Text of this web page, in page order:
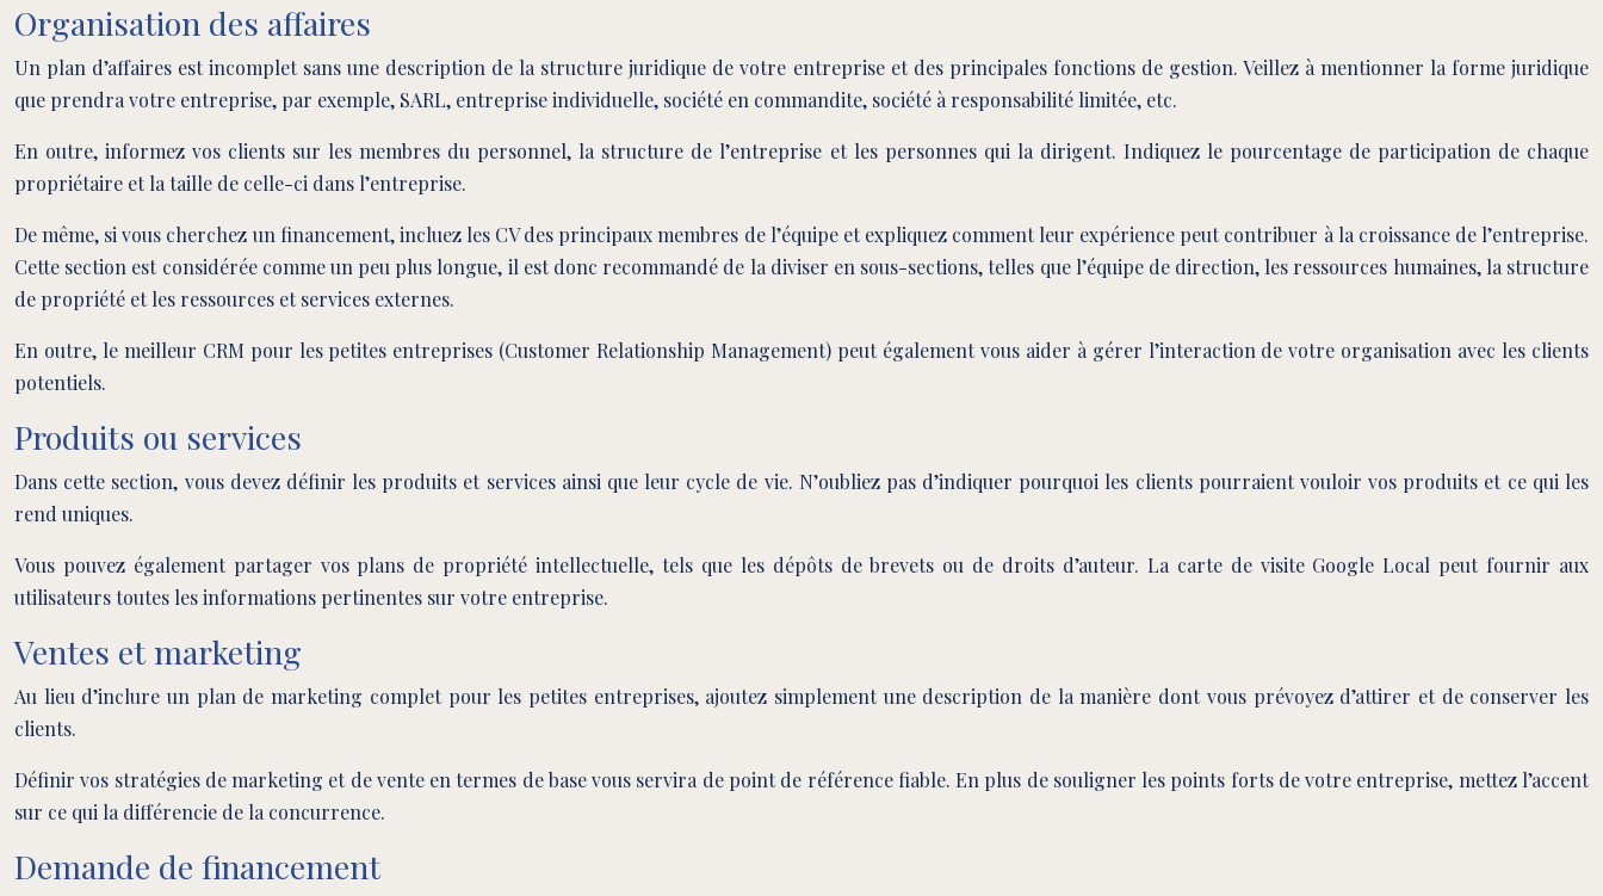
Organisation des affaires
Un plan d’affaires est incomplet sans une description de la structure juridique de votre entreprise et des principales fonctions de gestion. Veillez à mentionner la forme juridique
que prendra votre entreprise, par exemple, SARL, entreprise individuelle, société en commandite, société à responsabilité limitée, etc.
En outre, informez vos clients sur les membres du personnel, la structure de l’entreprise et les personnes qui la dirigent. Indiquez le pourcentage de participation de chaque
propriétaire et la taille de celle-ci dans l’entreprise.
De même, si vous cherchez un financement, incluez les CV des principaux membres de l’équipe et expliquez comment leur expérience peut contribuer à la croissance de l’entreprise.
Cette section est considérée comme un peu plus longue, il est donc recommandé de la diviser en sous-sections, telles que l’équipe de direction, les ressources humaines, la structure
de propriété et les ressources et services externes.
En outre, le meilleur CRM pour les petites entreprises (Customer Relationship Management) peut également vous aider à gérer l’interaction de votre organisation avec les clients
potentiels.
Produits ou services
Dans cette section, vous devez définir les produits et services ainsi que leur cycle de vie. N’oubliez pas d’indiquer pourquoi les clients pourraient vouloir vos produits et ce qui les
rend uniques.
Vous pouvez également partager vos plans de propriété intellectuelle, tels que les dépôts de brevets ou de droits d’auteur. La carte de visite Google Local peut fournir aux
utilisateurs toutes les informations pertinentes sur votre entreprise.
Ventes et marketing
Au lieu d’inclure un plan de marketing complet pour les petites entreprises, ajoutez simplement une description de la manière dont vous prévoyez d’attirer et de conserver les
clients.
Définir vos stratégies de marketing et de vente en termes de base vous servira de point de référence fiable. En plus de souligner les points forts de votre entreprise, mettez l’accent
sur ce qui la différencie de la concurrence.
Demande de financement